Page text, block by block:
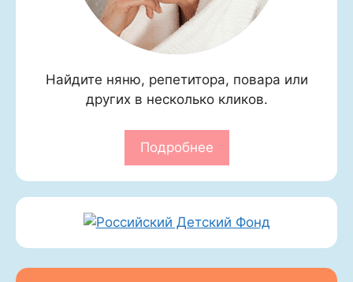
Найдите няню, репетитора, повара или
других в несколько кликов.
Подробнее